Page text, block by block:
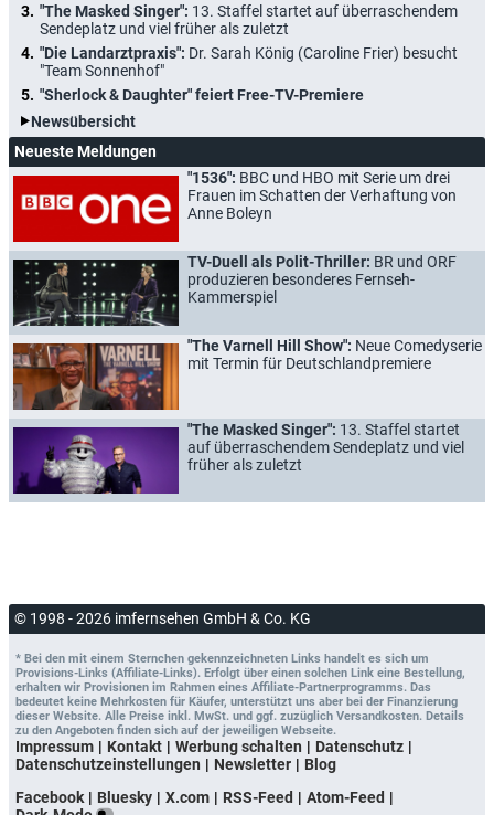
"The Masked Singer": 13. Staffel startet auf überraschendem
Sendeplatz und viel früher als zuletzt
"Die Landarztpraxis": Dr. Sarah König (Caroline Frier) besucht
"Team Sonnenhof"
"Sherlock & Daughter" feiert Free-TV-Premiere
Newsübersicht
Neueste Meldungen
"1536": BBC und HBO mit Serie um drei
Frauen im Schatten der Verhaftung von
Anne Boleyn
TV-Duell als Polit-Thriller: BR und ORF
produzieren besonderes Fernseh-
Kammerspiel
"The Varnell Hill Show": Neue Comedyserie
mit Termin für Deutschlandpremiere
"The Masked Singer": 13. Staffel startet
auf überraschendem Sendeplatz und viel
früher als zuletzt
© 1998 - 2026 imfernsehen GmbH & Co. KG
* Bei den mit einem Sternchen gekennzeichneten Links handelt es sich um
Provisions-Links (Affiliate-Links). Erfolgt über einen solchen Link eine Bestellung,
erhalten wir Provisionen im Rahmen eines Affiliate-Partnerprogramms. Das
bedeutet keine Mehrkosten für Käufer, unterstützt uns aber bei der Finanzierung
dieser Website. Alle Preise inkl. MwSt. und ggf. zuzüglich Versandkosten. Details
zu den Angeboten finden sich auf der jeweiligen Webseite.
Impressum Kontakt Werbung schalten
Datenschutz
Datenschutzeinstellungen
Newsletter
Blog
Facebook
Bluesky X.com RSS-Feed
Atom-Feed